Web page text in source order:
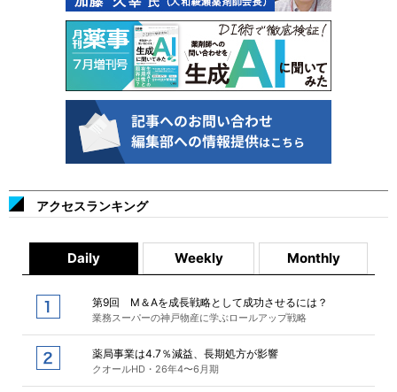
アクセスランキング
Daily Weekly Monthly
第9回 M＆Aを成長戦略として成功させるには？
業務スーパーの神戸物産に学ぶロールアップ戦略
薬局事業は4.7％減益、長期処方が影響
クオールHD・26年4〜6月期